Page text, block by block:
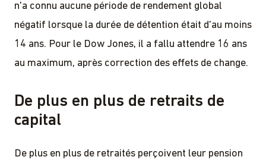
n'a connu aucune période de rendement global
négatif lorsque la durée de détention était d'au moins
14 ans. Pour le Dow Jones, il a fallu attendre 16 ans
au maximum, après correction des effets de change.
De plus en plus de retraits de
capital
De plus en plus de retraités perçoivent leur pension